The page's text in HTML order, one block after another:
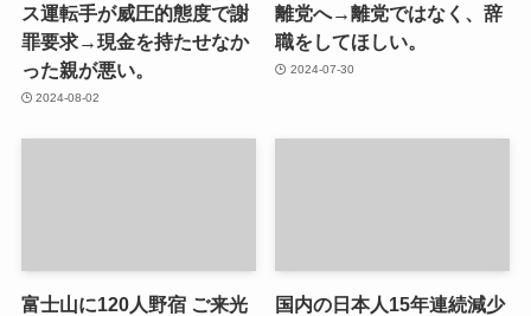
ス運転手が威圧的態度で謝
罪要求→現金を持たせなか
った親が悪い。
2024-08-02
離党へ→離党ではなく、辞
職をしてほしい。
2024-07-30
富士山に120人野宿 ご来光
国内の日本人15年連続減少